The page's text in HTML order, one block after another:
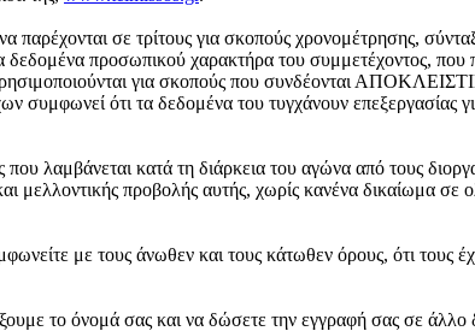
παρέχονται σε τρίτους για σκοπούς χρονομέτρησης,
προσωπικού χαρακτήρα του συμμετέχοντος, που
για σκοπούς που συνδέονται
ότι τα δεδομένα του τυγχάνουν επεξεργασίας
λαμβάνεται κατά τη διάρκεια του αγώνα από τους
μελλοντικής προβολής αυτής, χωρίς κανένα δικαίωμα σε
με τους άνωθεν και τους κάτωθεν όρους, ότι τους
το όνομά σας και να δώσετε την εγγραφή σας σε άλλο